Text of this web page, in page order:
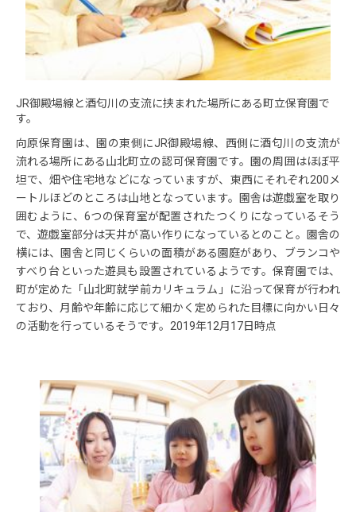
JR御殿場線と酒匂川の支流に挟まれた場所にある町立保育園で
す。
向原保育園は、園の東側にJR御殿場線、西側に酒匂川の支流が
流れる場所にある山北町立の認可保育園です。園の周囲はほぼ平
坦で、畑や住宅地などになっていますが、東西にそれぞれ200メ
ートルほどのところは山地となっています。園舎は遊戯室を取り
囲むように、6つの保育室が配置されたつくりになっているそう
で、遊戯室部分は天井が高い作りになっているとのこと。園舎の
横には、園舎と同じくらいの面積がある園庭があり、ブランコや
すべり台といった遊具も設置されているようです。保育園では、
町が定めた「山北町就学前カリキュラム」に沿って保育が行われ
ており、月齢や年齢に応じて細かく定められた目標に向かい日々
の活動を行っているそうです。2019年12月17日時点